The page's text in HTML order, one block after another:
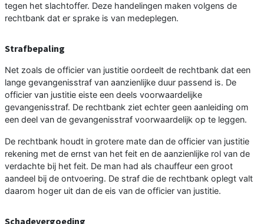
tegen het slachtoffer. Deze handelingen maken volgens de
rechtbank dat er sprake is van medeplegen.
Strafbepaling
Net zoals de officier van justitie oordeelt de rechtbank dat een
lange gevangenisstraf van aanzienlijke duur passend is. De
officier van justitie eiste een deels voorwaardelijke
gevangenisstraf. De rechtbank ziet echter geen aanleiding om
een deel van de gevangenisstraf voorwaardelijk op te leggen.
De rechtbank houdt in grotere mate dan de officier van justitie
rekening met de ernst van het feit en de aanzienlijke rol van de
verdachte bij het feit. De man had als chauffeur een groot
aandeel bij de ontvoering. De straf die de rechtbank oplegt valt
daarom hoger uit dan de eis van de officier van justitie.
Schadevergoeding